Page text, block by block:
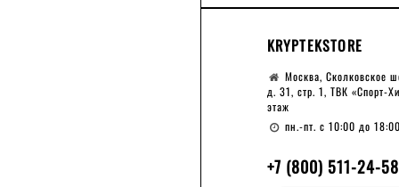
KRYPTEKSTORE
Москва, Сколковское
д. 31, стр. 1, ТВК «Спорт-
этаж
пн.-пт. с 10:00 до 18:00
+7 (800) 511-24-58